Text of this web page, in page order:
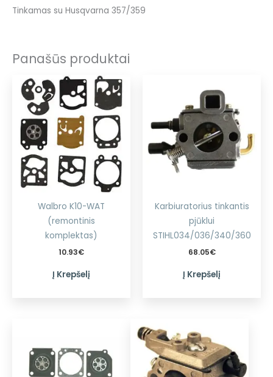
Tinkamas su Husqvarna 357/359
Panašūs produktai
Walbro K10-WAT
(remontinis
komplektas)
10.93€
Į Krepšelį
Karbiuratorius tinkantis
pjūklui
STIHL034/036/340/360
68.05€
Į Krepšelį